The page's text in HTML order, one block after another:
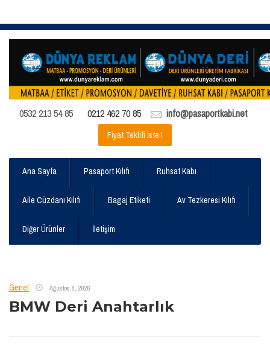
0532 213 54 85 0212 462 70 85 info@pasaportkabi.net
Fiyat Teklifi İste !
Ana Sayfa Pasaport Kılıfı Ruhsat Kabı
Aile Cüzdanı Kılıfı Bagaj Etiketi Av Tezkeresi Kılıfı
Diğer Ürünler İletişim
Genel Ağustos 8, 2026
BMW Deri Anahtarlık